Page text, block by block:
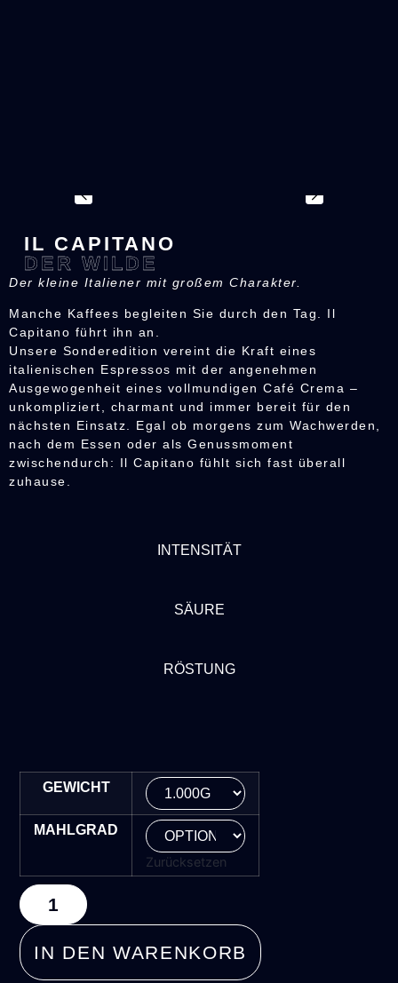
IL CAPITANO
DER WILDE
Der kleine Italiener mit großem Charakter.
Manche Kaffees begleiten Sie durch den Tag. Il
Capitano führt ihn an.
Unsere Sonderedition vereint die Kraft eines
italienischen Espressos mit der angenehmen
Ausgewogenheit eines vollmundigen Café Crema –
unkompliziert, charmant und immer bereit für den
nächsten Einsatz. Egal ob morgens zum Wachwerden,
nach dem Essen oder als Genussmoment
zwischendurch: Il Capitano fühlt sich fast überall
zuhause.
INTENSITÄT
SÄURE
RÖSTUNG
GEWICHT
MAHLGRAD
Zurücksetzen
IN DEN WARENKORB